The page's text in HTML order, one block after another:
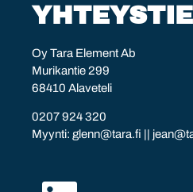
Oy Tara Element Ab
Murikantie 299
68410 Alaveteli
0207 924 320
Myynti: glenn@tara.fi ||